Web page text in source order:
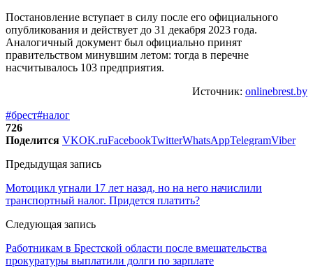
Постановление вступает в силу после его официального
опубликования и действует до 31 декабря 2023 года.
Аналогичный документ был официально принят
правительством минувшим летом: тогда в перечне
насчитывалось 103 предприятия.
Источник: onlinebrest.by
#брест#налог
726
Поделится VKOK.ruFacebookTwitterWhatsAppTelegramViber
Предыдущая запись
Мотоцикл угнали 17 лет назад, но на него начислили
транспортный налог. Придется платить?
Следующая запись
Работникам в Брестской области после вмешательства
прокуратуры выплатили долги по зарплате